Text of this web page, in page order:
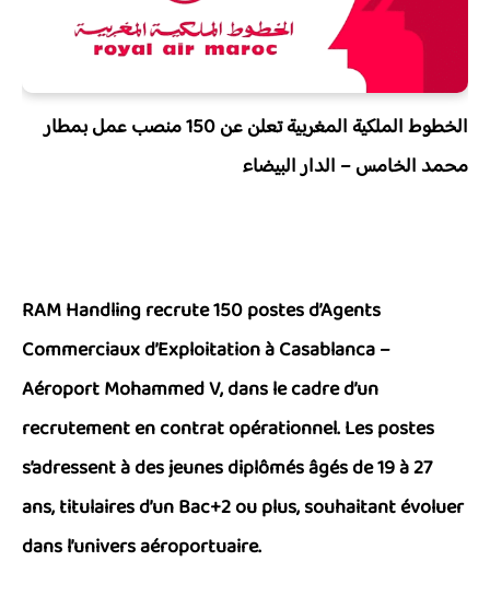
الخطوط الملكية المغربية تعلن عن 150 منصب عمل بمطار
محمد الخامس – الدار البيضاء
RAM Handling recrute 150 postes d’Agents
Commerciaux d’Exploitation à Casablanca –
Aéroport Mohammed V, dans le cadre d’un
recrutement en contrat opérationnel. Les postes
s’adressent à des jeunes diplômés âgés de 19 à 27
ans, titulaires d’un Bac+2 ou plus, souhaitant évoluer
dans l’univers aéroportuaire.